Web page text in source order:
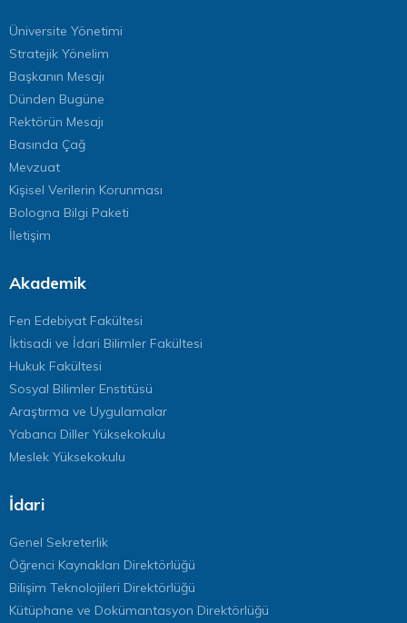
Üniversite Yönetimi
Stratejik Yönelim
Başkanın Mesajı
Dünden Bugüne
Rektörün Mesajı
Basında Çağ
Mevzuat
Kişisel Verilerin Korunması
Bologna Bilgi Paketi
İletişim
Akademik
Fen Edebiyat Fakültesi
İktisadi ve İdari Bilimler Fakültesi
Hukuk Fakültesi
Sosyal Bilimler Enstitüsü
Araştırma ve Uygulamalar
Yabancı Diller Yüksekokulu
Meslek Yüksekokulu
İdari
Genel Sekreterlik
Öğrenci Kaynakları Direktörlüğü
Bilişim Teknolojileri Direktörlüğü
Kütüphane ve Dokümantasyon Direktörlüğü